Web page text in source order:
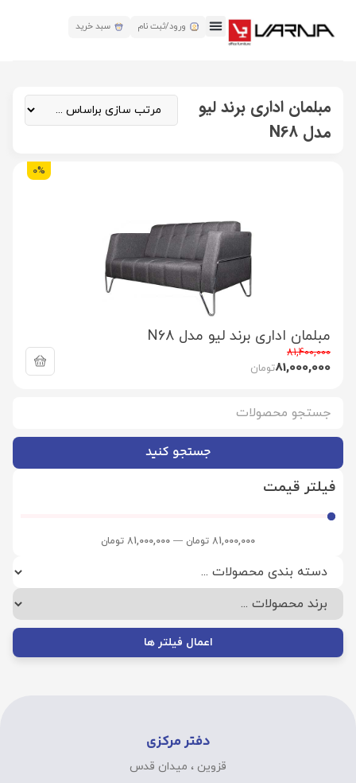
ورود/ثبت نام سبد خرید
جستجو کنید
فیلتر قیمت
81,000,000 تومان —
81,000,000 تومان
اعمال فیلتر ها
مبلمان اداری برند لیو
مدل N68
0%
مبلمان اداری برند لیو مدل N68
81,400,000
81,000,000تومان
دفتر مرکزی
قزوین ، میدان قدس